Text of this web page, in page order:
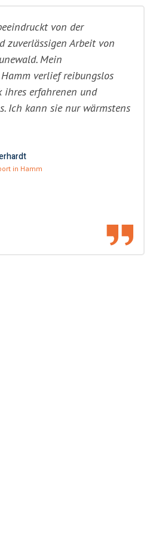
von der
zuverlässigen Arbeit von
Mein
verlief reibungslos
ihres erfahrenen und
Ich kann sie nur wärmstens
in Hamm